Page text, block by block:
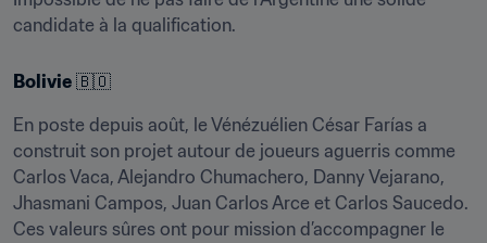
candidate à la qualification.
Bolivie 🇧🇴
En poste depuis août, le Vénézuélien César Farías a
construit son projet autour de joueurs aguerris comme
Carlos Vaca, Alejandro Chumachero, Danny Vejarano,
Jhasmani Campos, Juan Carlos Arce et Carlos Saucedo.
Ces valeurs sûres ont pour mission d’accompagner le